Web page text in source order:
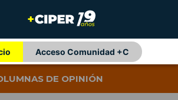
Acceso Comunidad +C
DE OPINIÓN